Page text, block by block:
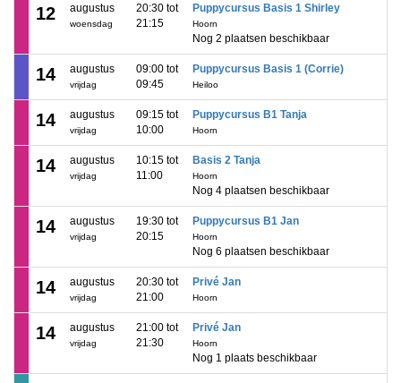
12 augustus
woensdag
20:30 tot
21:15
Puppycursus Basis 1 Shirley
Hoorn
Nog 2 plaatsen beschikbaar
14 augustus
vrijdag
09:00 tot
09:45
Puppycursus Basis 1 (Corrie)
Heiloo
14 augustus
vrijdag
09:15 tot
10:00
Puppycursus B1 Tanja
Hoorn
14 augustus
vrijdag
10:15 tot
11:00
Basis 2 Tanja
Hoorn
Nog 4 plaatsen beschikbaar
14 augustus
vrijdag
19:30 tot
20:15
Puppycursus B1 Jan
Hoorn
Nog 6 plaatsen beschikbaar
14 augustus
vrijdag
20:30 tot
21:00
Privé Jan
Hoorn
14 augustus
vrijdag
21:00 tot
21:30
Privé Jan
Hoorn
Nog 1 plaats beschikbaar